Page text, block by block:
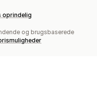
oprindelig
og brugsbaserede